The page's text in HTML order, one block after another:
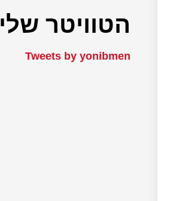
הטוויטר שלי
Tweets by yonibmen